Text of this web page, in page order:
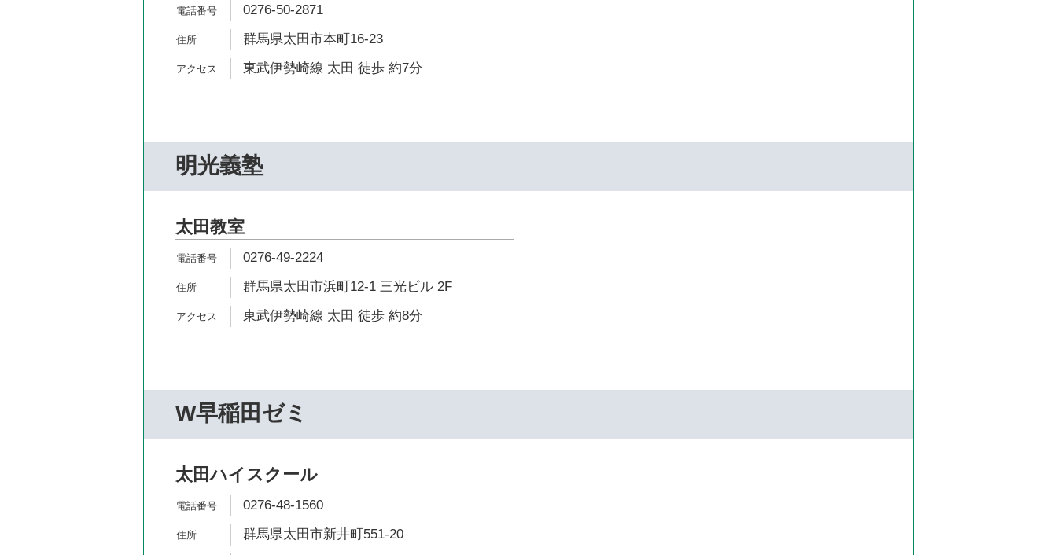
0276-50-2871
群馬県太田市本町16-23
東武伊勢崎線 太田 徒歩 約7分
明光義塾
太田教室
0276-49-2224
群馬県太田市浜町12-1 三光ビル 2F
東武伊勢崎線 太田 徒歩 約8分
W早稲田ゼミ
太田ハイスクール
0276-48-1560
群馬県太田市新井町551-20